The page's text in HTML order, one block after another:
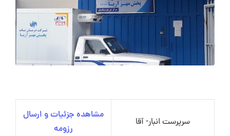
سرپرست انبار- آقا
مشاهده جزئیات و ارسال
رزومه